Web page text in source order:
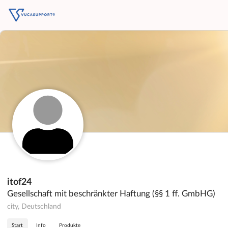
itof24
Gesellschaft mit beschränkter Haftung (§§ 1 ff. GmbHG)
city, Deutschland
Start Info Produkte